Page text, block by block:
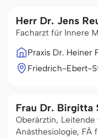
Herr Dr. Jens
Facharzt für Innere
Praxis Dr. Heiner
Friedrich-Ebert-
Frau Dr. Birgitta
Oberärztin, Leitende
Anästhesiologie, FÄ